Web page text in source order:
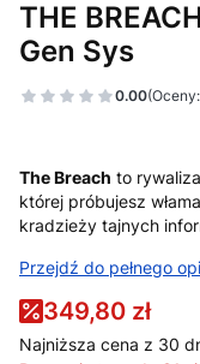
THE
Gen Sys
0.00
The Breach to
której próbujesz
kradzieży tajnych
Przejdź do pełnego
349,80 zł
Najniższa cena z 30